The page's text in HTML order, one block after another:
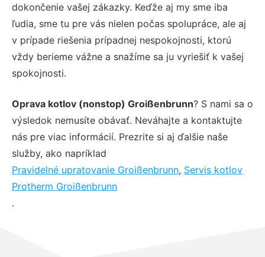
dokončenie vašej zákazky. Keďže aj my sme iba
ľudia, sme tu pre vás nielen počas spolupráce, ale aj
v prípade riešenia prípadnej nespokojnosti, ktorú
vždy berieme vážne a snažíme sa ju vyriešiť k vašej
spokojnosti.
Oprava kotlov (nonstop) Groißenbrunn? S nami sa o
výsledok nemusíte obávať. Neváhajte a kontaktujte
nás pre viac informácií. Prezrite si aj ďalšie naše
služby, ako napríklad
Pravidelné upratovanie Groißenbrunn, Servis kotlov
Protherm Groißenbrunn
.